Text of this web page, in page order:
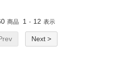
商品 1 - 12 表示
Next >